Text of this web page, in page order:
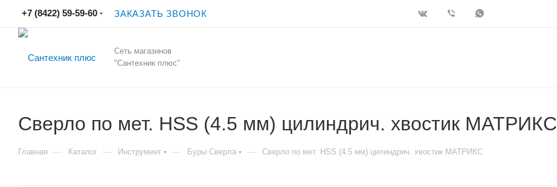
+7 (8422) 59-59-60 ЗАКАЗАТЬ ЗВОНОК
Сеть магазинов
"Сантехник плюс"
Сверло по мет. HSS (4.5 мм) цилиндрич. хвостик МАТРИКС
Главная — Каталог — Инструмент — Буры Сверла — Сверло по мет. HSS (4.5 мм) цилиндрич. хвостик МАТРИКС